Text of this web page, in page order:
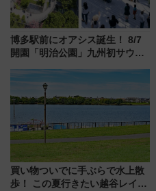
博多駅前にオアシス誕生！ 8/7
開園「明治公園」九州初サウナ
品グルメ登場で駅前の過ごし方
はどう変わる？
買い物ついでに手ぶらで水上散
歩！ この夏行きたい越谷レイク